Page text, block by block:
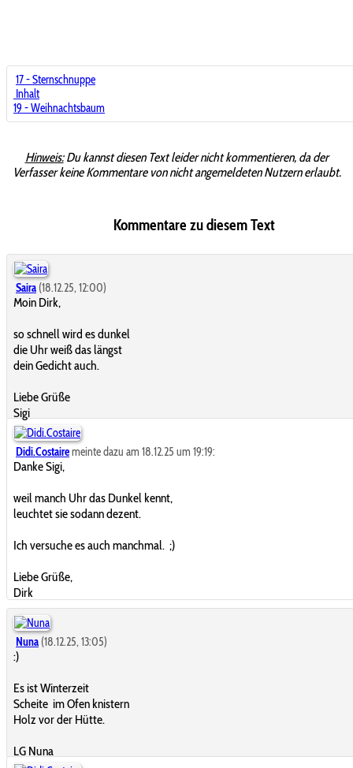
17 - Sternschnuppe
Inhalt
19 - Weihnachtsbaum
Hinweis:Du kannst diesen Text leider nicht kommentieren, da der
Verfasser keine Kommentare von nicht angemeldeten Nutzern erlaubt.
Kommentare zu diesem Text
Saira (18.12.25, 12:00)
Moin Dirk,
so schnell wird es dunkel
die Uhr weiß das längst
dein Gedicht auch.
Liebe Grüße
Sigi
Didi.Costairemeinte dazu am 18.12.25 um 19:19:
Danke Sigi,
weil manch Uhr das Dunkel kennt,
leuchtet sie sodann dezent.
Ich versuche es auch manchmal. ;)
Liebe Grüße,
Dirk
Nuna (18.12.25, 13:05)
:)
Es ist Winterzeit
Scheite im Ofen knistern
Holz vor der Hütte.
LG Nuna